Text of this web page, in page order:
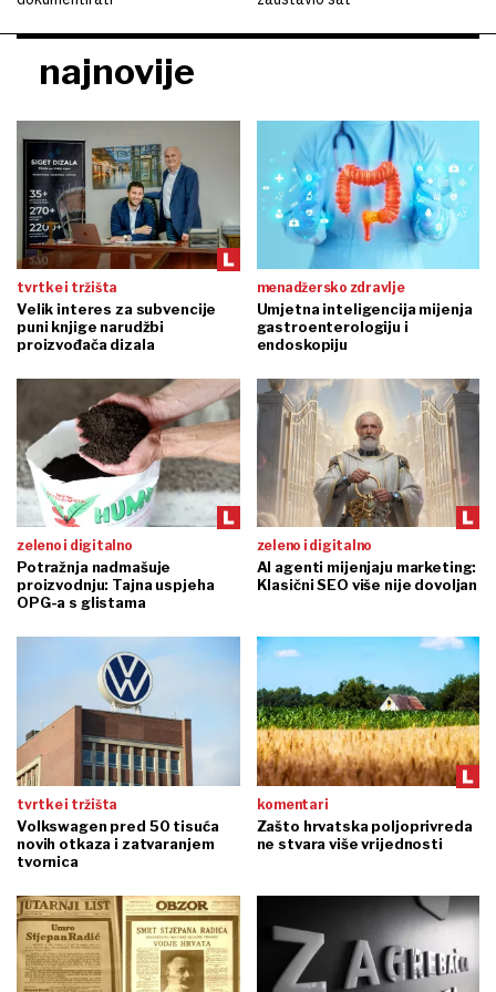
najnovije
tvrtke i tržišta
Velik interes za subvencije
puni knjige narudžbi
proizvođača dizala
menadžersko zdravlje
Umjetna inteligencija mijenja
gastroenterologiju i
endoskopiju
zeleno i digitalno
Potražnja nadmašuje
proizvodnju: Tajna uspjeha
OPG-a s glistama
zeleno i digitalno
AI agenti mijenjaju marketing:
Klasični SEO više nije dovoljan
tvrtke i tržišta
Volkswagen pred 50 tisuća
novih otkaza i zatvaranjem
tvornica
komentari
Zašto hrvatska poljoprivreda
ne stvara više vrijednosti